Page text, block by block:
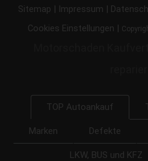
Sitemap | Impressum |
Cookies Einstellungen |
TOP Autoankauf
Marken Defekte
LKW, BUS und KFZ